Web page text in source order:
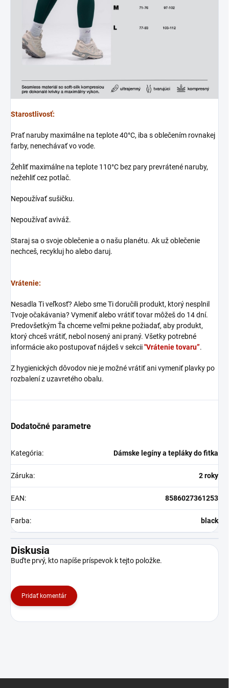
Starostlivosť:
Prať naruby maximálne na teplote 40°C, iba s oblečením rovnakej
farby, nenechávať vo vode.
Žehliť maximálne na teplote 110°C bez pary prevrátené naruby,
nežehliť cez potlač.
Nepoužívať sušičku.
Nepoužívať aviváž.
Staraj sa o svoje oblečenie a o našu planétu. Ak už oblečenie
nechceš, recykluj ho alebo daruj.
Vrátenie:
Nesadla Ti veľkosť? Alebo sme Ti doručili produkt, ktorý nesplnil
Tvoje očakávania? Vymeniť alebo vrátiť tovar môžeš do 14 dní.
Predovšetkým Ťa chceme veľmi pekne požiadať, aby produkt,
ktorý chceš vrátiť, nebol nosený ani praný. Všetky potrebné
informácie ako postupovať nájdeš v sekcii"Vrátenie tovaru”.
Z hygienických dôvodov nie je možné vrátiť ani vymeniť plavky po
rozbalení z uzavretého obalu.
Dodatočné parametre
Kategória: Dámske legíny a tepláky do fitka
Záruka: 2 roky
EAN: 8586027361253
Farba: black
Diskusia
Buďte prvý, kto napíše príspevok k tejto položke.
Pridať komentár